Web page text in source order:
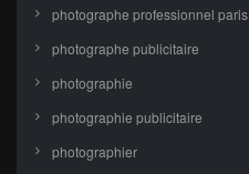
photographe professionnel paris
photographe publicitaire
photographie
photographie publicitaire
photographier